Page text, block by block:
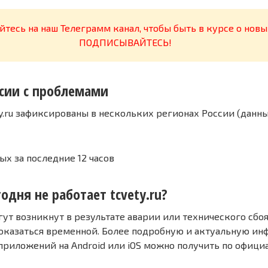
на наш Телеграмм канал, чтобы быть в курсе о
ПОДПИСЫВАЙТЕСЬ!
с проблемами
зафиксированы в нескольких регионах России
за последние 12 часов
не работает tcvety.ru?
возникнут в результате аварии или технического
временной. Более подробную и актуальную
на Android или iOS можно получить по